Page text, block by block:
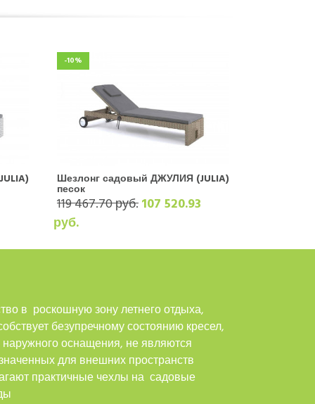
-10%
Шезлонг садовый ДЖУЛИЯ (JULIA)
песок
119 467.70 руб.107 520.93
руб.
в роскошную зону летнего отдыха,
безупречному состоянию кресел,
оснащения, не являются
для внешних пространств
практичные чехлы на садовые